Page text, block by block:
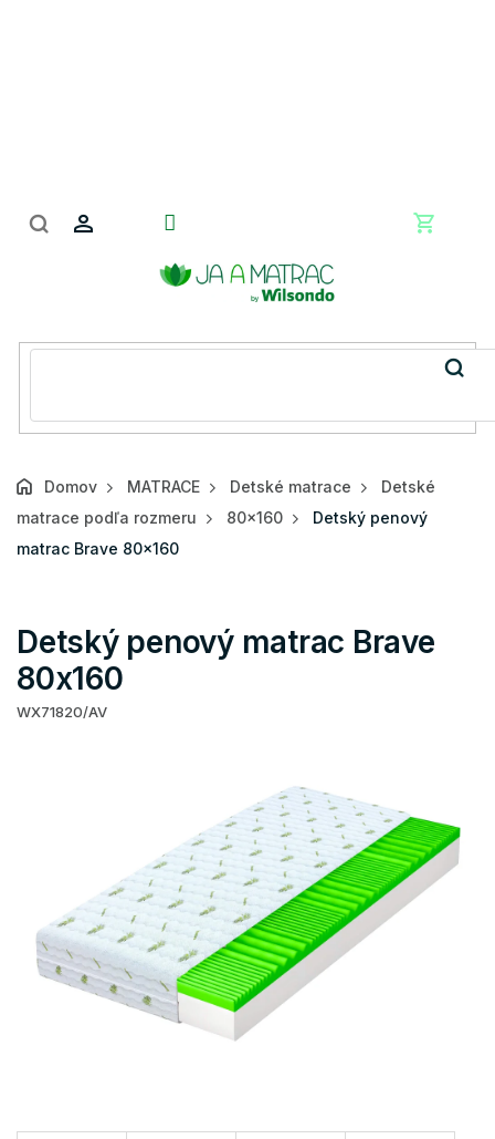
Domov MATRACE Detské matrace
Detské
matrace podľa rozmeru
80x160
Detský penový
matrac Brave 80x160
Detský penový matrac Brave
80x160
WX71820/AV